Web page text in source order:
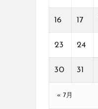
16 17
23 24
30 31
« 7月